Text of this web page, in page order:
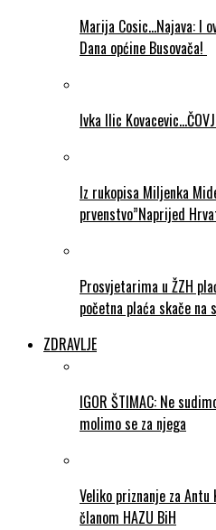
Marija Cosic…Najava: I
Dana općine Busovača!
Ivka Ilic
Iz rukopisa Miljenka
prvenstvo”Naprijed
Prosvjetarima u ŽZH
početna plaća skače na
ZDRAVLJE
IGOR ŠTIMAC: Ne
molimo se za njega
Veliko priznanje za Antu
članom HAZU BiH